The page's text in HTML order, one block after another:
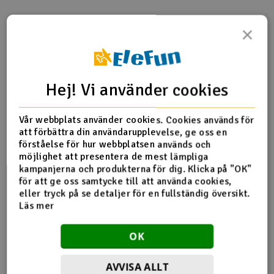
Radioutrustning
Raketer
Scooter & elfordon
Smarthem, lek och hobby
Solenergi
Verktyg, utrustning och tillbehör
Tipsa en vän Recensioner
Produktinformation
HFSSTQ05T Starter Rubber
Fler detaljer
Produkten är
förknippad med
och svart
×
Hej! Vi använder cookies
Vår webbplats använder cookies. Cookies används för
att förbättra din användarupplevelse, ge oss en
förståelse för hur webbplatsen används och
möjlighet att presentera de mest lämpliga
kampanjerna och produkterna för dig. Klicka på "OK"
för att ge oss samtycke till att använda cookies,
eller tryck på se detaljer för en fullständig översikt.
Läs mer
OK
AVVISA ALLT